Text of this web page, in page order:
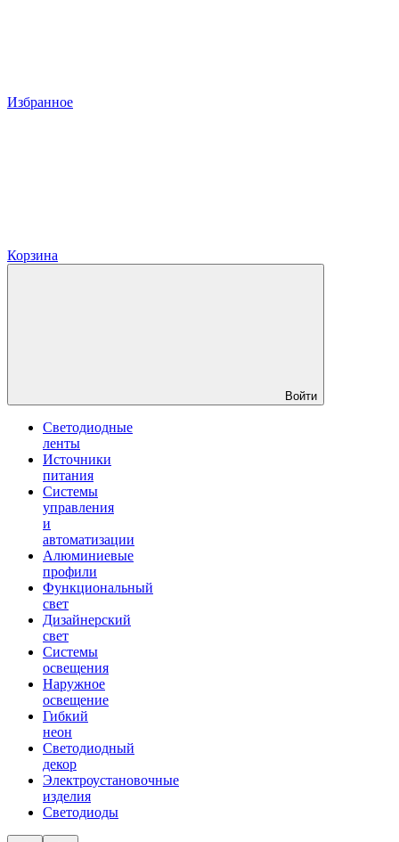
Избранное
Корзина
Войти
Светодиодные
ленты
Источники
питания
Системы
управления
и
автоматизации
Алюминиевые
профили
Функциональный
свет
Дизайнерский
свет
Системы
освещения
Наружное
освещение
Гибкий
неон
Светодиодный
декор
Электроустановочные
изделия
Светодиоды